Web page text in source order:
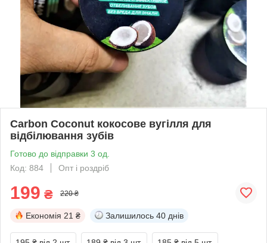
Carbon Coconut кокосове вугілля для
відбілювання зубів
Готово до відправки 3 од.
Код: 884
Опт і роздріб
199 ₴ 220 ₴
Економія 21 ₴ Залишилось 40 днів